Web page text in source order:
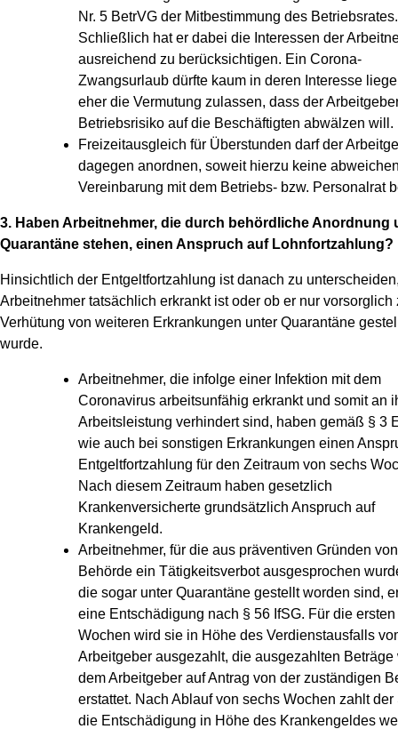
Nr. 5 BetrVG der Mitbestimmung des Betriebsrates.
Schließlich hat er dabei die Interessen der
ausreichend zu berücksichtigen. Ein Corona-
Zwangsurlaub dürfte kaum in deren Interesse
eher die Vermutung zulassen, dass der
Betriebsrisiko auf die Beschäftigten abwälzen will.
Freizeitausgleich für Überstunden darf der
dagegen anordnen, soweit hierzu keine
Vereinbarung mit dem Betriebs- bzw. Personalrat
3. Haben Arbeitnehmer, die durch behördliche Anordnung
Quarantäne stehen, einen Anspruch auf Lohnfortzahlung?
Hinsichtlich der Entgeltfortzahlung ist danach zu
Arbeitnehmer tatsächlich erkrankt ist oder ob er nur vorsorglich
Verhütung von weiteren Erkrankungen unter Quarantäne
wurde.
Arbeitnehmer, die infolge einer Infektion mit dem
Coronavirus arbeitsunfähig erkrankt und somit an
Arbeitsleistung verhindert sind, haben gemäß § 3
wie auch bei sonstigen Erkrankungen einen
Entgeltfortzahlung für den Zeitraum von sechs
Nach diesem Zeitraum haben gesetzlich
Krankenversicherte grundsätzlich Anspruch auf
Krankengeld.
Arbeitnehmer, für die aus präventiven Gründen
Behörde ein Tätigkeitsverbot ausgesprochen
die sogar unter Quarantäne gestellt worden sind,
eine Entschädigung nach § 56 IfSG. Für die
Wochen wird sie in Höhe des Verdienstausfalls
Arbeitgeber ausgezahlt, die ausgezahlten Beträge
dem Arbeitgeber auf Antrag von der zuständigen
erstattet. Nach Ablauf von sechs Wochen zahlt der
die Entschädigung in Höhe des Krankengeldes